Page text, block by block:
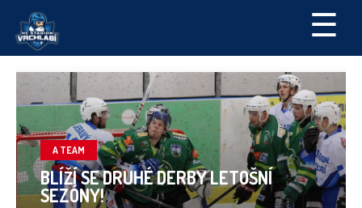
☰
A TEAM
BLÍŽÍ SE DRUHÉ DERBY LETOŠNÍ
SEZÓNY!